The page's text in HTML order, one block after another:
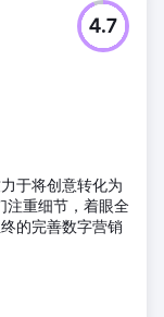
术性 SEO 得分
可见度低、用户
户生成量却微乎
了生成引擎优化
和转化率。
43 位提升至第
。
4.7
于将创意转化为
注重细节，着眼全
的完善数字营销